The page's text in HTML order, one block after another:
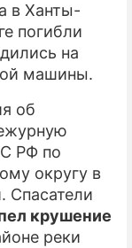
ЖИЗНИ
РЕЛИЗЫ
в Ханты-
погибли
на
машины.
об
РФ по
округу в
Спасатели
крушение
реки